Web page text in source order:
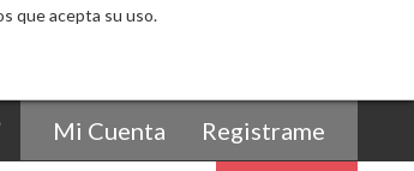
que acepta su uso.
Mi Cuenta Registrame